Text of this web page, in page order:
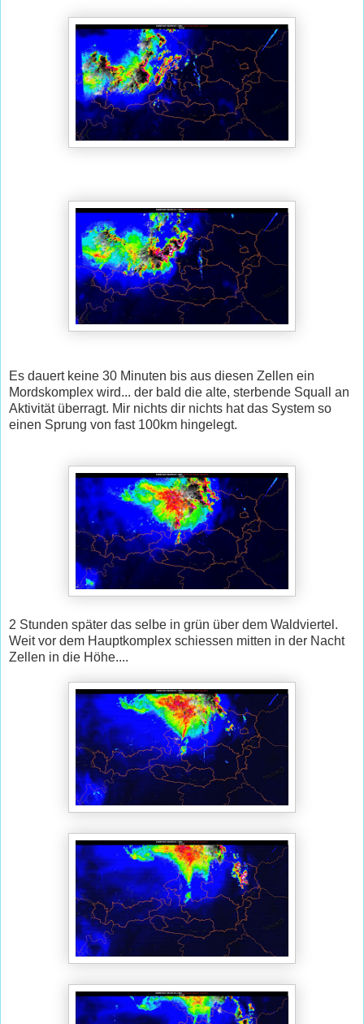
Es dauert keine 30 Minuten bis aus diesen Zellen ein
Mordskomplex wird... der bald die alte, sterbende Squall an
Aktivität überragt. Mir nichts dir nichts hat das System so
einen Sprung von fast 100km hingelegt.
2 Stunden später das selbe in grün über dem Waldviertel.
Weit vor dem Hauptkomplex schiessen mitten in der Nacht
Zellen in die Höhe....